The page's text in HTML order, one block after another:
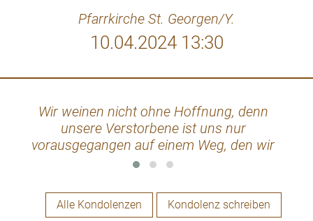
Pfarrkirche St. Georgen/Y.
10.04.2024 13:30
Wir weinen nicht ohne Hoffnung, denn
unsere Verstorbene ist uns nur
vorausgegangen auf einem Weg, den wir
alle einmal gehen werden. Sie hat das
Schwelle überschritten, die unsere Welt
von einer anderen trennt. Dankbar das wir
Alle Kondolenzen Kondolenz schreiben